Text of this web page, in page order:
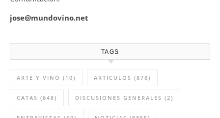
jose@mundovino.net
TAGS
ARTE Y VINO (10) ARTICULOS (878)
CATAS (648) DISCUSIONES GENERALES (2)